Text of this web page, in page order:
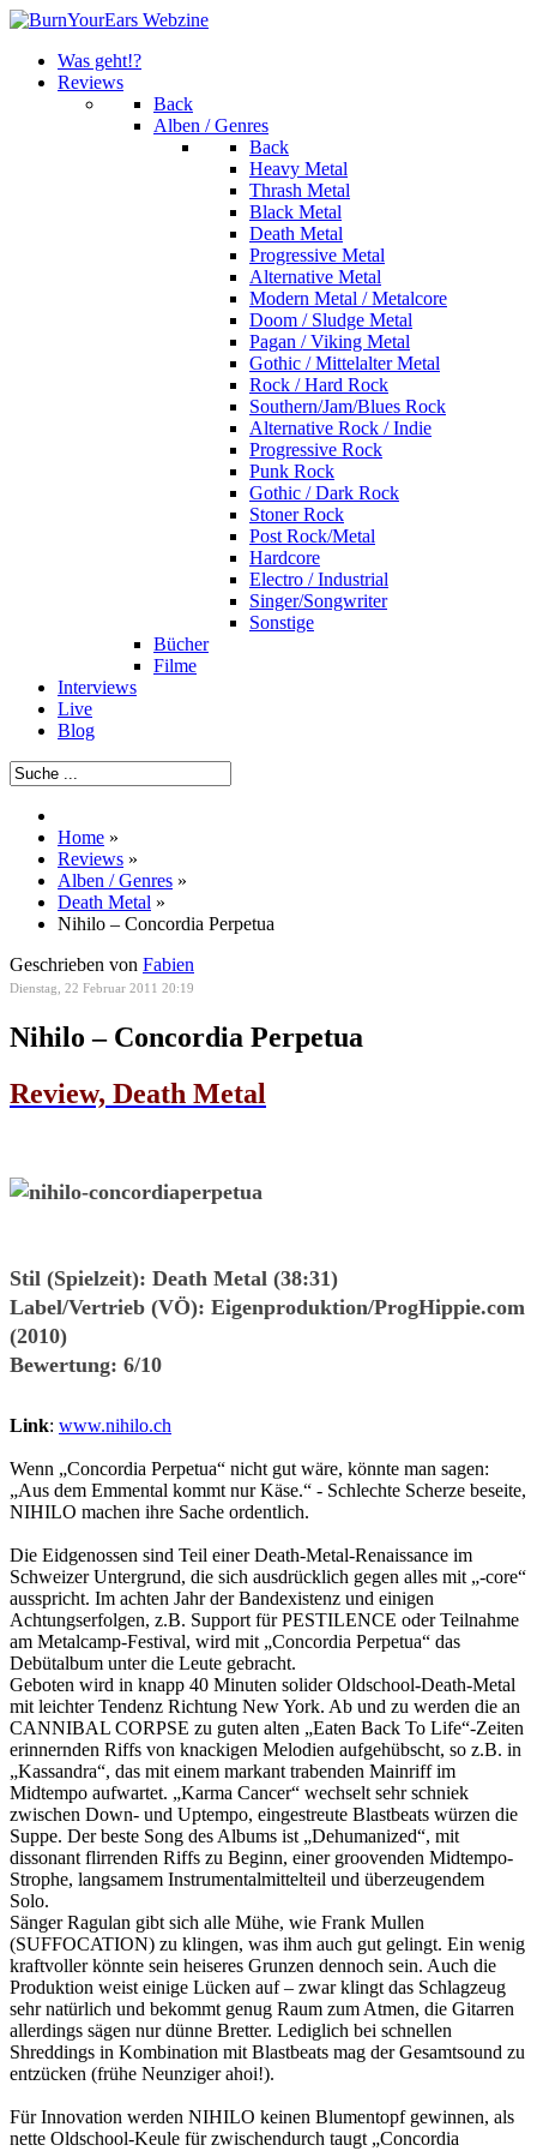
Was geht!?
Reviews
Back
Alben / Genres
Back
Heavy Metal
Thrash Metal
Black Metal
Death Metal
Progressive Metal
Alternative Metal
Modern Metal / Metalcore
Doom / Sludge Metal
Pagan / Viking Metal
Gothic / Mittelalter Metal
Rock / Hard Rock
Southern/Jam/Blues Rock
Alternative Rock / Indie
Progressive Rock
Punk Rock
Gothic / Dark Rock
Stoner Rock
Post Rock/Metal
Hardcore
Electro / Industrial
Singer/Songwriter
Sonstige
Bücher
Filme
Interviews
Live
Blog
Home »
Reviews »
Alben / Genres »
Death Metal »
Nihilo – Concordia Perpetua
Geschrieben von Fabien
Dienstag, 22 Februar 2011 20:19
Nihilo – Concordia Perpetua
Review, Death Metal
Stil (Spielzeit): Death Metal (38:31)
Label/Vertrieb (VÖ): Eigenproduktion/ProgHippie.com
(2010)
Bewertung: 6/10
Link: www.nihilo.ch
Wenn „Concordia Perpetua“ nicht gut wäre, könnte man sagen:
„Aus dem Emmental kommt nur Käse.“ - Schlechte Scherze beseite,
NIHILO machen ihre Sache ordentlich.
Die Eidgenossen sind Teil einer Death-Metal-Renaissance im
Schweizer Untergrund, die sich ausdrücklich gegen alles mit „-core“
ausspricht. Im achten Jahr der Bandexistenz und einigen
Achtungserfolgen, z.B. Support für PESTILENCE oder Teilnahme
am Metalcamp-Festival, wird mit „Concordia Perpetua“ das
Debütalbum unter die Leute gebracht.
Geboten wird in knapp 40 Minuten solider Oldschool-Death-Metal
mit leichter Tendenz Richtung New York. Ab und zu werden die an
CANNIBAL CORPSE zu guten alten „Eaten Back To Life“-Zeiten
erinnernden Riffs von knackigen Melodien aufgehübscht, so z.B. in
„Kassandra“, das mit einem markant trabenden Mainriff im
Midtempo aufwartet. „Karma Cancer“ wechselt sehr schniek
zwischen Down- und Uptempo, eingestreute Blastbeats würzen die
Suppe. Der beste Song des Albums ist „Dehumanized“, mit
dissonant flirrenden Riffs zu Beginn, einer groovenden Midtempo-
Strophe, langsamem Instrumentalmittelteil und überzeugendem
Solo.
Sänger Ragulan gibt sich alle Mühe, wie Frank Mullen
(SUFFOCATION) zu klingen, was ihm auch gut gelingt. Ein wenig
kraftvoller könnte sein heiseres Grunzen dennoch sein. Auch die
Produktion weist einige Lücken auf – zwar klingt das Schlagzeug
sehr natürlich und bekommt genug Raum zum Atmen, die Gitarren
allerdings sägen nur dünne Bretter. Lediglich bei schnellen
Shreddings in Kombination mit Blastbeats mag der Gesamtsound zu
entzücken (frühe Neunziger ahoi!).
Für Innovation werden NIHILO keinen Blumentopf gewinnen, als
nette Oldschool-Keule für zwischendurch taugt „Concordia